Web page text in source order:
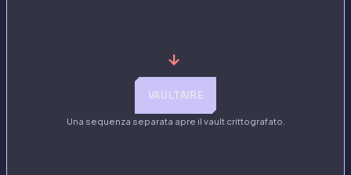
→
VAULTAIRE
Una sequenza separata apre il vault crittografato.